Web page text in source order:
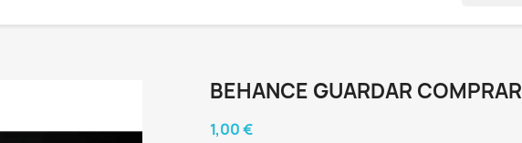
BEHANCE GUARDAR COMPRAR
1,00 €